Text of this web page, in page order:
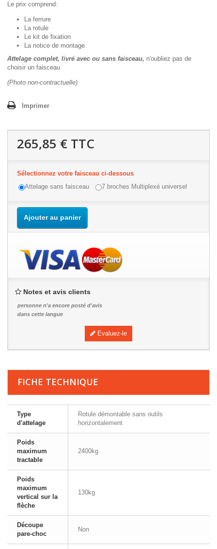
Le prix comprend:
La ferrure
La rotule
Le kit de fixation
La notice de montage
Attelage complet, livré avec ou sans faisceau, n'oubliez pas de
choisir un faisceau
(Photo non-contractuelle)
Imprimer
265,85 € TTC
Sélectionnez votre faisceau ci-dessous
Attelage sans faisceau
7 broches Multiplexé universel
Ajouter au panier
Notes et avis clients
personne n'a encore posté d'avis
dans cette langue
Evaluez-le
FICHE TECHNIQUE
Type
d'attelage
Rotule démontable sans outils
horizontalement
Poids
maximum
tractable
2400kg
Poids
maximum
vertical sur la
flèche
130kg
Découpe
pare-choc
Non